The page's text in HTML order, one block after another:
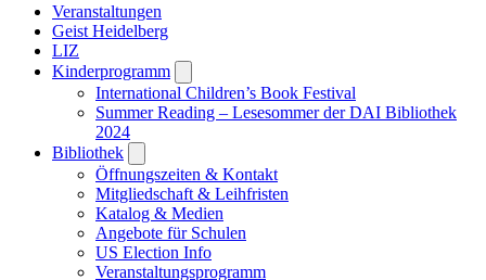
Veranstaltungen
Geist Heidelberg
LIZ
Kinderprogramm
submenu
International Children’s Book Festival
Summer Reading – Lesesommer der DAI Bibliothek
2024
Bibliothek
submenu
Öffnungszeiten & Kontakt
Mitgliedschaft & Leihfristen
Katalog & Medien
Angebote für Schulen
US Election Info
Veranstaltungsprogramm